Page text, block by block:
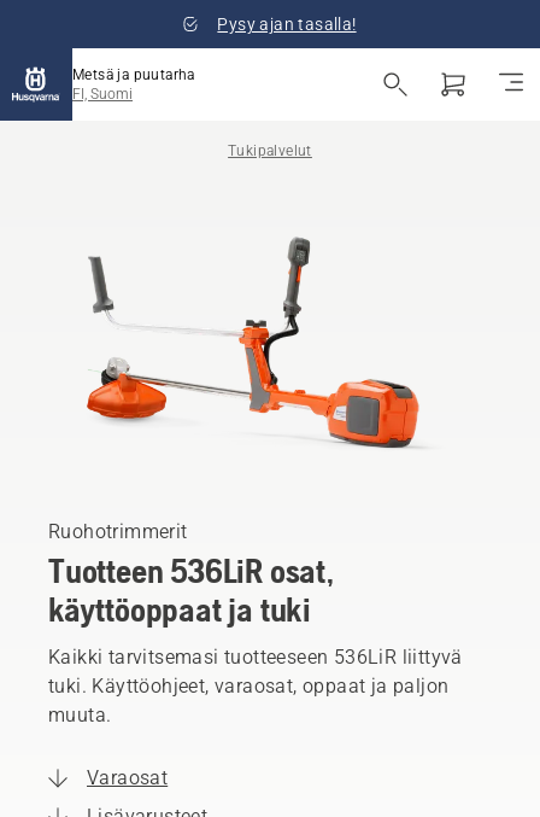
Pysy ajan tasalla!
Metsä ja puutarha
FI, Suomi
Tukipalvelut
Ruohotrimmerit
Tuotteen 536LiR osat,
käyttöoppaat ja tuki
Kaikki tarvitsemasi tuotteeseen 536LiR liittyvä
tuki. Käyttöohjeet, varaosat, oppaat ja paljon
muuta.
Varaosat